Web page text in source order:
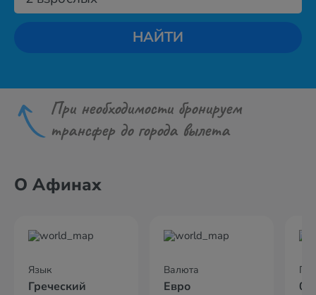
НАЙТИ
При необходимости бронируем
трансфер до города вылета
О Афинах
Язык
Греческий
Валюта
Евро